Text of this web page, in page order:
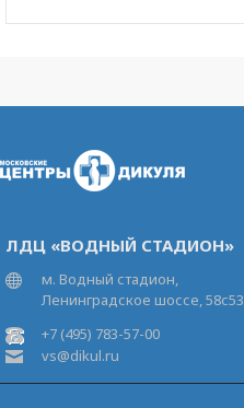
ЛДЦ «ВОДНЫЙ СТАДИОН»
м. Водный стадион,
Ленинградское шоссе, 58с53
+7 (495) 783-57-00
vs@dikul.ru